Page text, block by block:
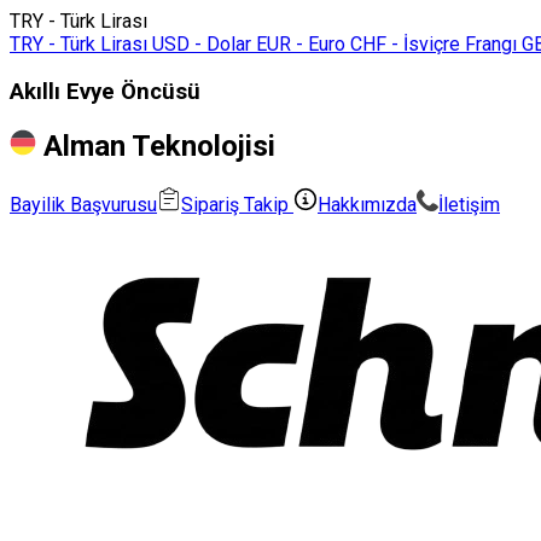
TRY - Türk Lirası
TRY - Türk Lirası USD - Dolar EUR - Euro CHF - İsviçre Frangı
Akıllı Evye Öncüsü
Alman Teknolojisi
Bayilik Başvurusu Sipariş Takip Hakkımızda İletişim